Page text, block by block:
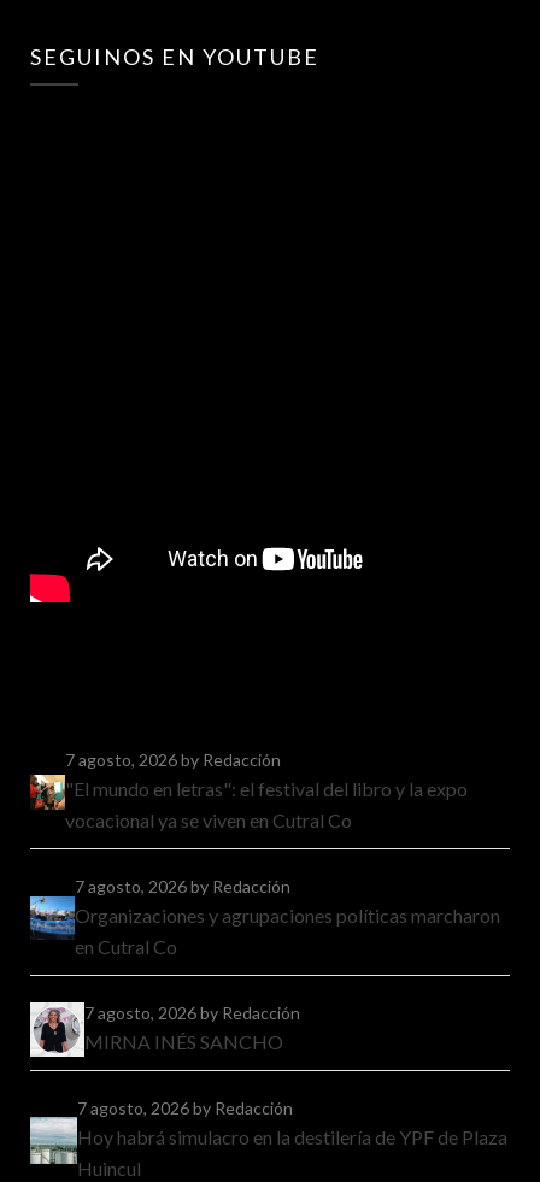
SEGUINOS EN YOUTUBE
7 agosto, 2026by Redacción
"El mundo en letras": el festival del libro y la expo
vocacional ya se viven en Cutral Co
7 agosto, 2026by Redacción
Organizaciones y agrupaciones políticas marcharon
en Cutral Co
7 agosto, 2026by Redacción
MIRNA INÉS SANCHO
7 agosto, 2026by Redacción
Hoy habrá simulacro en la destilería de YPF de Plaza
Huincul